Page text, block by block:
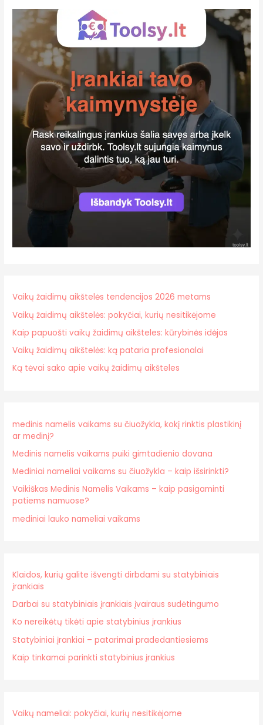
Vaikų žaidimų aikštelės tendencijos 2026 metams
Vaikų žaidimų aikštelės: pokyčiai, kurių nesitikėjome
Kaip papuošti vaikų žaidimų aikšteles: kūrybinės idėjos
Vaikų žaidimų aikštelės: ką pataria profesionalai
Ką tėvai sako apie vaikų žaidimų aikšteles
medinis namelis vaikams su čiuožykla, kokį rinktis plastikinį
ar medinį?
Medinis namelis vaikams puiki gimtadienio dovana
Mediniai nameliai vaikams su čiuožykla – kaip išsirinkti?
Vaikiškas Medinis Namelis Vaikams – kaip pasigaminti
patiems namuose?
mediniai lauko nameliai vaikams
Klaidos, kurių galite išvengti dirbdami su statybiniais
įrankiais
Darbai su statybiniais įrankiais įvairaus sudėtingumo
Ko nereikėtų tikėti apie statybinius įrankius
Statybiniai įrankiai – patarimai pradedantiesiems
Kaip tinkamai parinkti statybinius įrankius
Vaikų nameliai: pokyčiai, kurių nesitikėjome